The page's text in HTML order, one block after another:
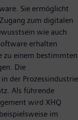
Sie ermöglicht
zum digitalen
wie auch
erhalten
zu einem bestimmten
Die
der Prozessindustrie
Als führende
wird XHQ
im